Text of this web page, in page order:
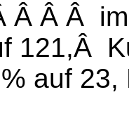
Â Â Â
121,Â
auf